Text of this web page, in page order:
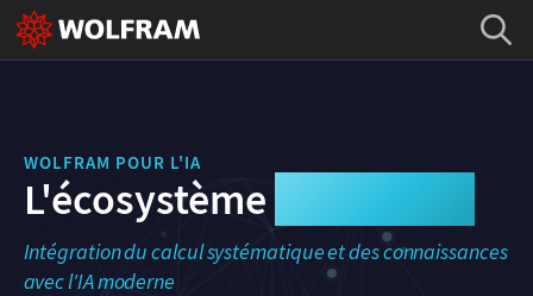
WOLFRAM POUR L'IA
L'écosystème
Intégration du calcul systématique et des connaissances
avec l'IA moderne